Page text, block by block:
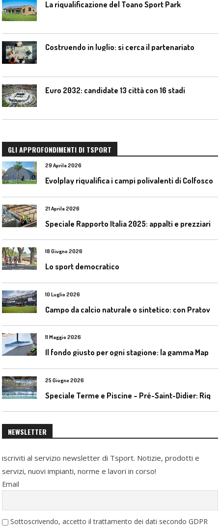
La riqualificazione del Toano Sport Park
Costruendo in luglio: si cerca il partenariato
Euro 2032: candidate 13 città con 16 stadi
GLI APPROFONDIMENTI DI TSPORT
29 Aprile 2026
Evolplay riqualifica i campi polivalenti di Colfosco
21 Aprile 2026
Speciale Rapporto Italia 2025: appalti e prezziari
18 Giugno 2026
Lo sport democratico
10 Luglio 2026
11 Maggio 2026
25 Giugno 2026
NEWSLETTER
iscriviti al servizio newsletter di Tsport. Notizie, prodotti e
servizi, nuovi impianti, norme e lavori in corso!
Email
Sottoscrivendo, accetto il trattamento dei dati secondo GDPR